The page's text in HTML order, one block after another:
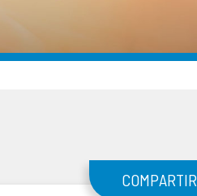
COMPARTIR